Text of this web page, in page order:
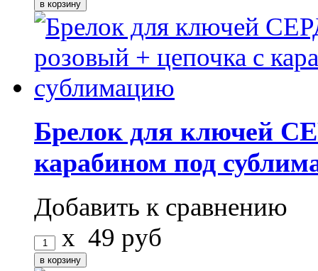
Брелок для ключей
карабином под
Добавить к сравнению
x 49 руб